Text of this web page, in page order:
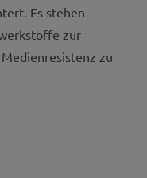
Es stehen
zur
zu